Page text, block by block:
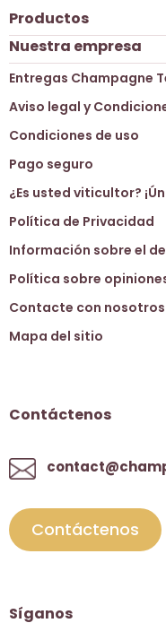
Productos
Nuestra empresa
Entregas Champagne
Aviso legal y
Condiciones de uso
Pago seguro
¿Es usted viticultor?
Política de Privacidad
Información sobre el
Política sobre
Contacte con nosotros
Mapa del sitio
Contáctenos
Contáctenos
Síganos